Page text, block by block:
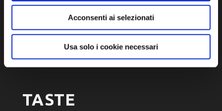
Acconsenti ai selezionati
Usa solo i cookie necessari
DISCOVER
Environment and nature
Characters , History And Tradition
TASTE